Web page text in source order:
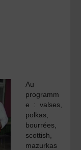
Au
programm
e : valses,
polkas,
bourrées,
scottish,
mazurkas